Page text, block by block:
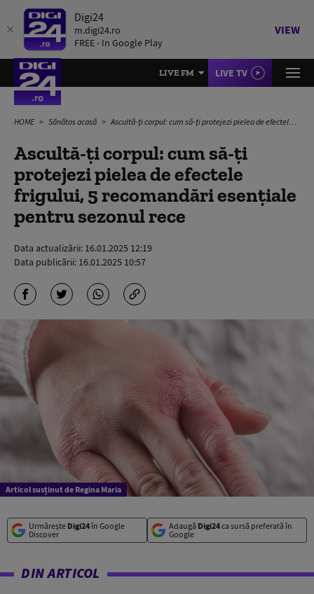
Digi24
m.digi24.ro
FREE - In Google Play
VIEW
LIVE FM LIVE TV
HOME Sănătos acasă Ascultă-ți corpul: cum să-ți protejezi pielea de efectele frigului, 5 recomandări esențiale pentru sezonul rece
Ascultă-ți corpul: cum să-ți
protejezi pielea de efectele
frigului, 5 recomandări esențiale
pentru sezonul rece
Data actualizării: 16.01.2025 12:19
Data publicării: 16.01.2025 10:57
Articol susținut de Regina Maria
Urmărește Digi24în Google
Discover
Adaugă Digi24ca sursă preferată în
Google
DIN ARTICOL